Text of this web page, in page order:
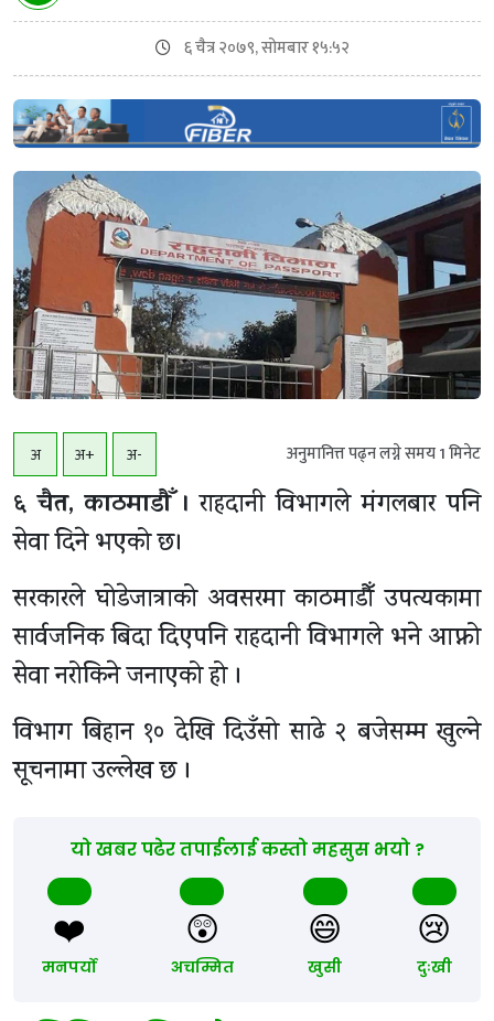
६ चैत्र २०७९, सोमबार १५:५२
अ अ+ अ- अनुमानित्त पढ्न लग्ने समय1मिनेट
६ चैत, काठमाडाैँ । राहदानी विभागले मंगलबार पनि
सेवा दिने भएको छ।
सरकारले घोडेजात्राको अवसरमा काठमाडौँ उपत्यकामा
सार्वजनिक बिदा दिएपनि राहदानी विभागले भने आफ्नो
सेवा नरोकिने जनाएको हो ।
विभाग बिहान १० देखि दिउँसो साढे २ बजेसम्म खुल्ने
सूचनामा उल्लेख छ ।
यो खबर पढेर तपाईलाई कस्तो महसुस भयो ?
❤️
मनपर्यो
😲
अचम्मित
😄
खुसी
😢
दुःखी